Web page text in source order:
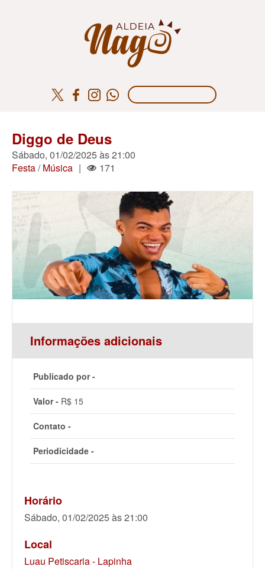
Diggo de Deus
Sábado, 01/02/2025 às 21:00
Festa/Música | 171
Informações adicionais
Publicado por -
Valor - R$ 15
Contato -
Periodicidade -
Horário
Sábado, 01/02/2025 às 21:00
Local
Luau Petiscaria - Lapinha